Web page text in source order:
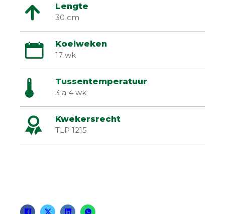
Lengte
30 cm
Koelweken
17 wk
Tussentemperatuur
3 a 4 wk
Kwekersrecht
TLP 1215